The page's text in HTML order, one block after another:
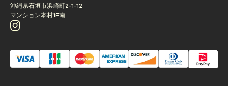
沖縄県石垣市浜崎町2-1-12
マンション本村1F南